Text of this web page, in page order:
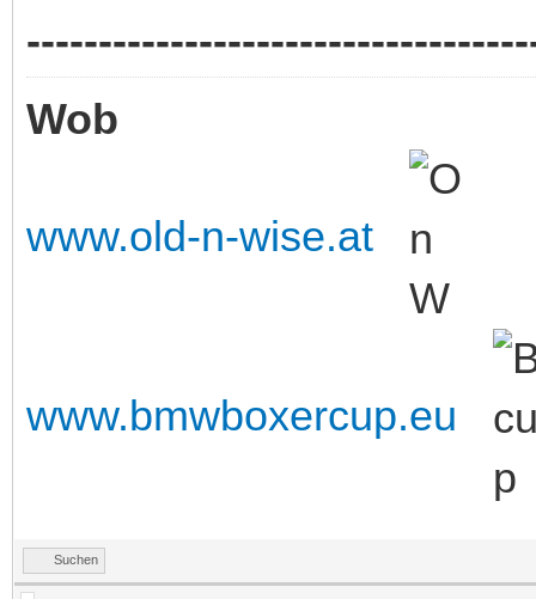
Wob
www.old-n-wise.at
www.bmwboxercup.eu
Suchen